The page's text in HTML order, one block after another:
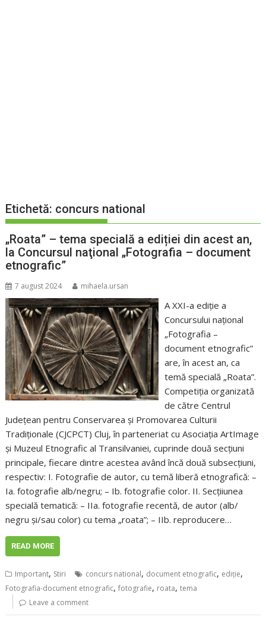
Etichetă: concurs national
„Roata” – tema specială a ediției din acest an,
la Concursul naţional „Fotografia – document
etnografic”
7 august 2024 mihaela.ursan
A XXI-a ediţie a
Concursului naţional
„Fotografia –
document etnografic”
are, în acest an, ca
temă specială „Roata”.
Competiția organizată
de către Centrul
Judeţean pentru Conservarea şi Promovarea Culturii
Tradiţionale (CJCPCT) Cluj, în parteneriat cu Asociaţia ArtImage
şi Muzeul Etnografic al Transilvaniei, cuprinde două secțiuni
principale, fiecare dintre acestea având încă două subsecțiuni,
respectiv: I. Fotografie de autor, cu temă liberă etnografică: –
Ia. fotografie alb/negru; – Ib. fotografie color. II. Secțiiunea
specială tematică: – IIa. fotografie recentă, de autor (alb/
negru și/sau color) cu tema „roata”; – IIb. reproducere…
READ MORE
Important, Stiri concurs national, document etnografic, ediţie,
Fotografia-document etnografic,fotografie, roata,tema
Leave a comment